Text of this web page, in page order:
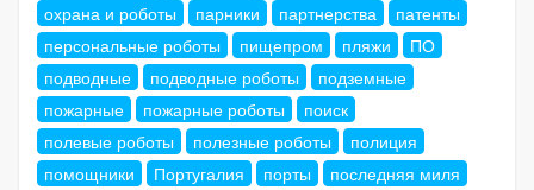
охрана и роботы
парники партнерства
патенты
персональные роботы
пищепром пляжи
ПО
подводные
подводные роботы
подземные
пожарные
пожарные роботы
поиск
полевые роботы
полезные роботы
полиция
помощники
Португалия порты
последняя миля